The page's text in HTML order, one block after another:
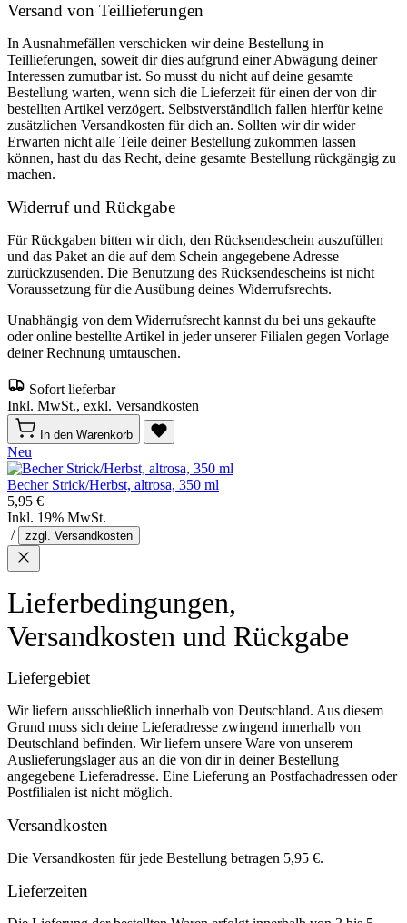
Versand von Teillieferungen
In Ausnahmefällen verschicken wir deine Bestellung in
Teillieferungen, soweit dir dies aufgrund einer Abwägung deiner
Interessen zumutbar ist. So musst du nicht auf deine gesamte
Bestellung warten, wenn sich die Lieferzeit für einen der von dir
bestellten Artikel verzögert. Selbstverständlich fallen hierfür keine
zusätzlichen Versandkosten für dich an. Sollten wir dir wider
Erwarten nicht alle Teile deiner Bestellung zukommen lassen
können, hast du das Recht, deine gesamte Bestellung rückgängig zu
machen.
Widerruf und Rückgabe
Für Rückgaben bitten wir dich, den Rücksendeschein auszufüllen
und das Paket an die auf dem Schein angegebene Adresse
zurückzusenden. Die Benutzung des Rücksendescheins ist nicht
Voraussetzung für die Ausübung deines Widerrufsrechts.
Unabhängig von dem Widerrufsrecht kannst du bei uns gekaufte
oder online bestellte Artikel in jeder unserer Filialen gegen Vorlage
deiner Rechnung umtauschen.
Sofort lieferbar
Inkl. MwSt., exkl. Versandkosten
In den Warenkorb
Neu
Becher Strick/Herbst, altrosa, 350 ml
5,95 €
Inkl. 19% MwSt.
/
zzgl. Versandkosten
Lieferbedingungen,
Versandkosten und Rückgabe
Liefergebiet
Wir liefern ausschließlich innerhalb von Deutschland. Aus diesem
Grund muss sich deine Lieferadresse zwingend innerhalb von
Deutschland befinden. Wir liefern unsere Ware von unserem
Auslieferungslager aus an die von dir in deiner Bestellung
angegebene Lieferadresse. Eine Lieferung an Postfachadressen oder
Postfilialen ist nicht möglich.
Versandkosten
Die Versandkosten für jede Bestellung betragen 5,95 €.
Lieferzeiten